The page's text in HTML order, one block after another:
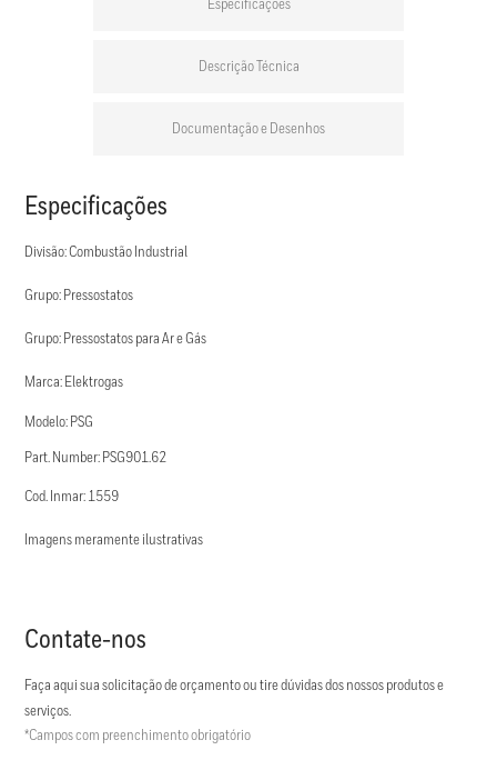
Especificações
Descrição Técnica
Documentação e Desenhos
Especificações
Divisão: Combustão Industrial
Grupo: Pressostatos
Grupo: Pressostatos para Ar e Gás
Marca: Elektrogas
Modelo: PSG
Part. Number: PSG901.62
Cod. Inmar: 1559
Imagens meramente ilustrativas
Contate-nos
Faça aqui sua solicitação de orçamento ou tire dúvidas dos nossos produtos e
serviços.
*Campos com preenchimento obrigatório